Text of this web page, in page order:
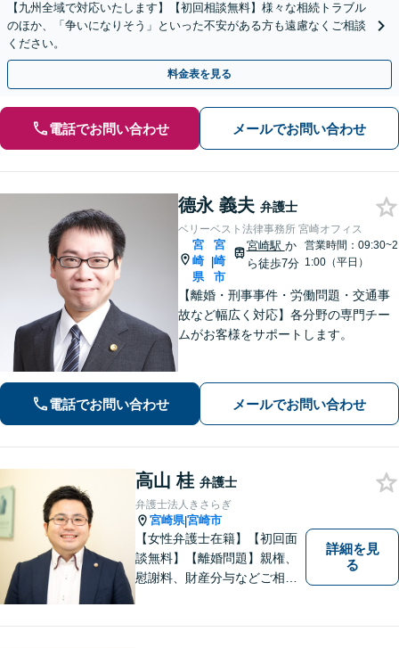
【九州全域で対応いたします】【初回相談無料】様々な相続トラブル
のほか、「争いになりそう」といった不安がある方も遠慮なくご相談
ください。
料金表を見る
電話でお問い合わせ メールでお問い合わせ
德永 義夫 弁護士
ベリーベスト法律事務所 宮崎オフィス
宮
崎
県
|
宮
崎
市
宮崎駅 か
ら徒歩7分
営業時間：09:30~2
1:00（平日）
【離婚・刑事事件・労働問題・交通事
故など幅広く対応】各分野の専門チー
ムがお客様をサポートします。
電話でお問い合わせ メールでお問い合わせ
高山 桂 弁護士
弁護士法人きさらぎ
宮崎県|宮崎市
【女性弁護士在籍】【初回面
談無料】【離婚問題】親権、
慰謝料、財産分与などご相談
詳細を見
る